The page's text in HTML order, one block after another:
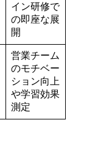
イン研修で
の即座な展
開
営業チーム
のモチベー
ション向上
や学習効果
測定